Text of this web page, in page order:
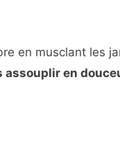
en musclant les
assouplir en